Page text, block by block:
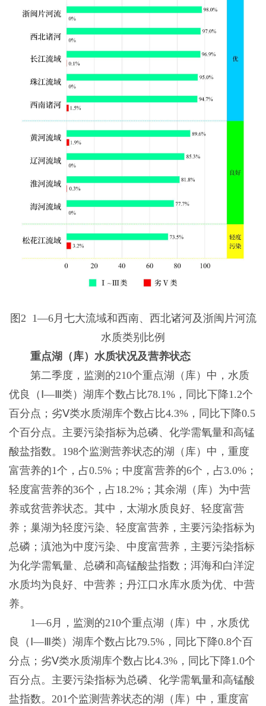
图2 1—6月七大流域和西南、西北诸河及浙闽片河流
水质类别比例
重点湖（库）水质状况及营养状态
第二季度，监测的210个重点湖（库）中，水质
优良（Ⅰ—Ⅲ类）湖库个数占比78.1%，同比下降1.2个
百分点；劣Ⅴ类水质湖库个数占比4.3%，同比下降0.5
个百分点。主要污染指标为总磷、化学需氧量和高锰
酸盐指数。198个监测营养状态的湖（库）中，重度
富营养的1个，占0.5%；中度富营养的6个，占3.0%；
轻度富营养的36个，占18.2%；其余湖（库）为中营
养或贫营养状态。其中，太湖水质良好、轻度富营
养；巢湖为轻度污染、轻度富营养，主要污染指标为
总磷；滇池为中度污染、中度富营养，主要污染指标
为化学需氧量、总磷和高锰酸盐指数；洱海和白洋淀
水质均为良好、中营养；丹江口水库水质为优、中营
养。
1—6月，监测的210个重点湖（库）中，水质优
良（Ⅰ—Ⅲ类）湖库个数占比79.5%，同比下降0.8个百
分点；劣Ⅴ类水质湖库个数占比4.3%，同比下降1.0个
百分点。主要污染指标为总磷、化学需氧量和高锰酸
盐指数。201个监测营养状态的湖（库）中，重度富